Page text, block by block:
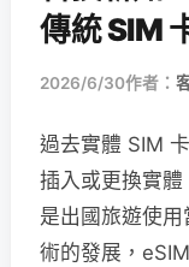
傳統 SIM
2026/6/30作者：
過去實體 SIM
插入或更換實
是出國旅遊使
術的發展，